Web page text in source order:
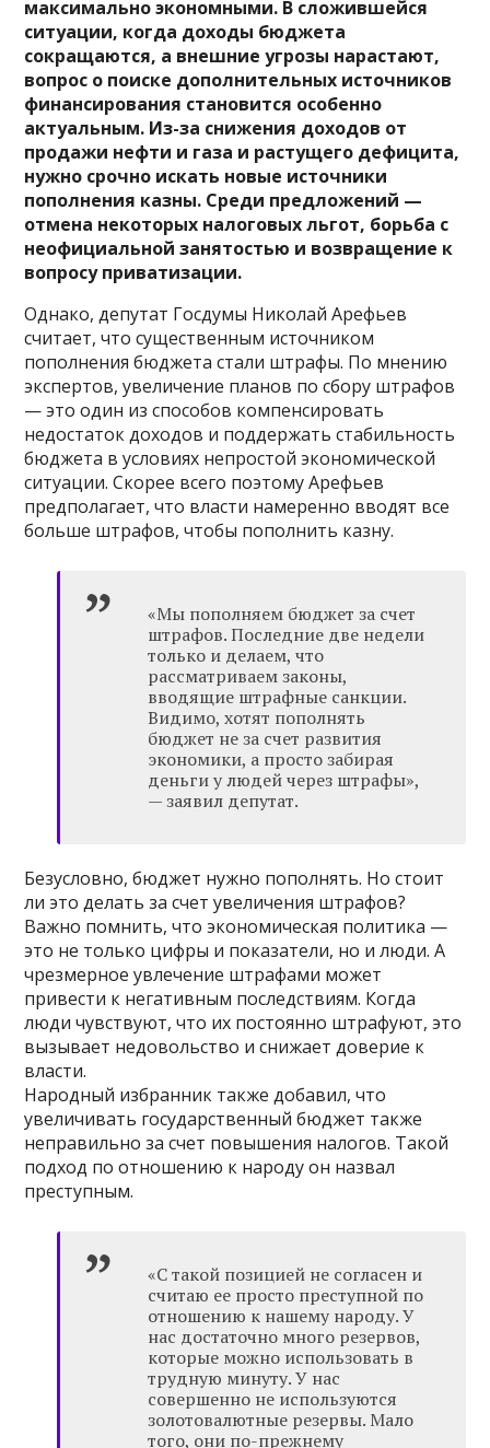
максимально экономными. В сложившейся
ситуации, когда доходы бюджета
сокращаются, а внешние угрозы нарастают,
вопрос о поиске дополнительных источников
финансирования становится особенно
актуальным. Из-за снижения доходов от
продажи нефти и газа и растущего дефицита,
нужно срочно искать новые источники
пополнения казны. Среди предложений —
отмена некоторых налоговых льгот, борьба с
неофициальной занятостью и возвращение к
вопросу приватизации.
Однако, депутат Госдумы Николай Арефьев
считает, что существенным источником
пополнения бюджета стали штрафы. По мнению
экспертов, увеличение планов по сбору штрафов
— это один из способов компенсировать
недостаток доходов и поддержать стабильность
бюджета в условиях непростой экономической
ситуации. Скорее всего поэтому Арефьев
предполагает, что власти намеренно вводят все
больше штрафов, чтобы пополнить казну.
«Мы пополняем бюджет за счет
штрафов. Последние две недели
только и делаем, что
рассматриваем законы,
вводящие штрафные санкции.
Видимо, хотят пополнять
бюджет не за счет развития
экономики, а просто забирая
деньги у людей через штрафы»,
— заявил депутат.
Безусловно, бюджет нужно пополнять. Но стоит
ли это делать за счет увеличения штрафов?
Важно помнить, что экономическая политика —
это не только цифры и показатели, но и люди. А
чрезмерное увлечение штрафами может
привести к негативным последствиям. Когда
люди чувствуют, что их постоянно штрафуют, это
вызывает недовольство и снижает доверие к
власти.
Народный избранник также добавил, что
увеличивать государственный бюджет также
неправильно за счет повышения налогов. Такой
подход по отношению к народу он назвал
преступным.
«С такой позицией не согласен и
считаю ее просто преступной по
отношению к нашему народу. У
нас достаточно много резервов,
которые можно использовать в
трудную минуту. У нас
совершенно не используются
золотовалютные резервы. Мало
того, они по-прежнему